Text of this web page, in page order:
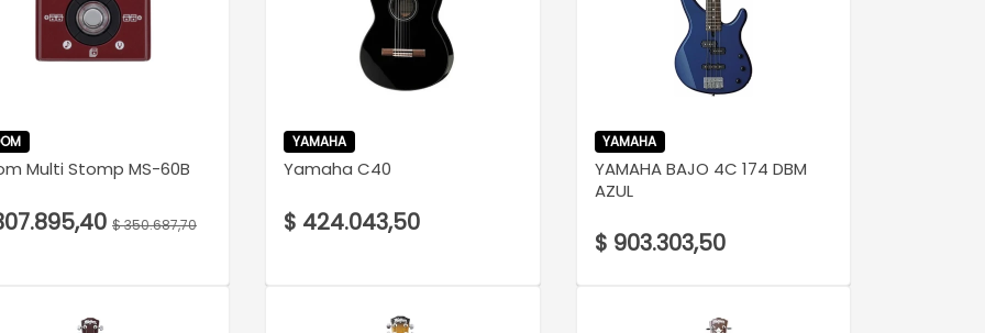
Multi Stomp MS-60B
$ 350.687,70
YAMAHA
Yamaha C40
$ 424.043,50
VER DETALLE
YAMAHA
YAMAHA BAJO 4C 174 DBM
AZUL
$ 903.303,50
VER DETALLE